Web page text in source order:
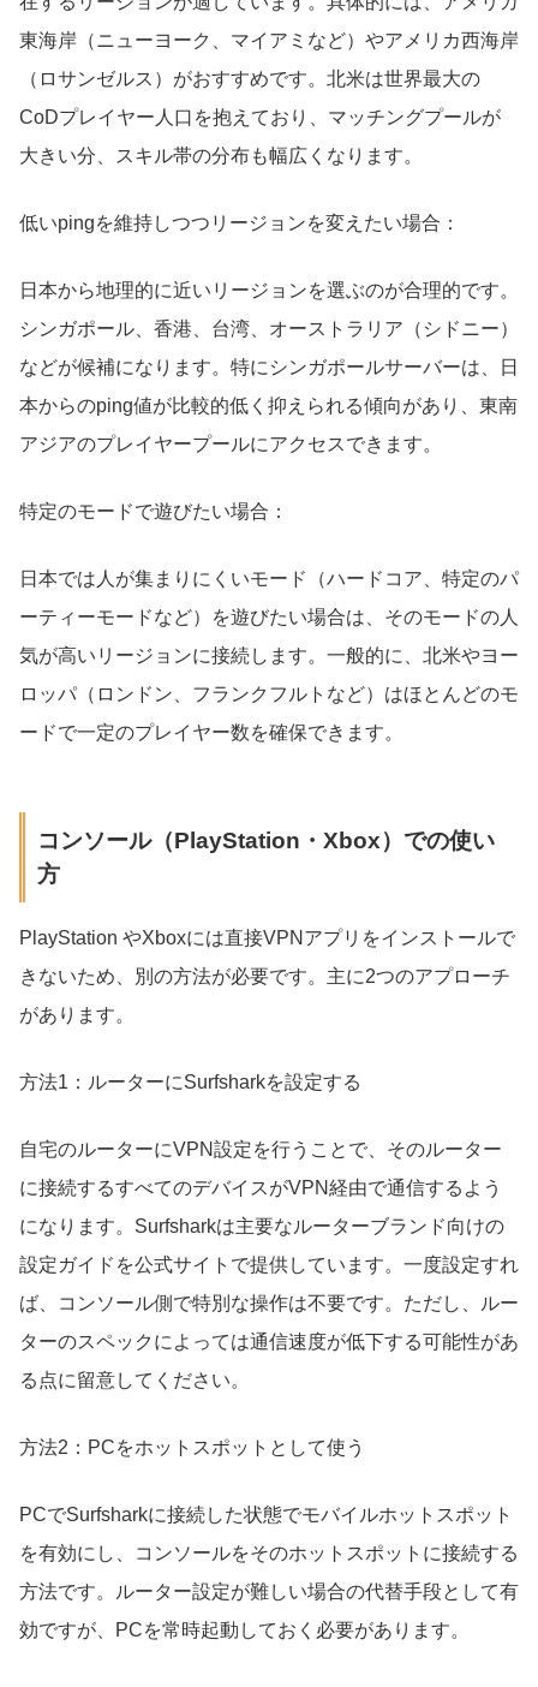
東海岸（ニューヨーク、マイアミなど）やアメリカ西海岸
（ロサンゼルス）がおすすめです。北米は世界最大の
CoDプレイヤー人口を抱えており、マッチングプールが
大きい分、スキル帯の分布も幅広くなります。
低いpingを維持しつつリージョンを変えたい場合：
日本から地理的に近いリージョンを選ぶのが合理的です。
シンガポール、香港、台湾、オーストラリア（シドニー）
などが候補になります。特にシンガポールサーバーは、日
本からのping値が比較的低く抑えられる傾向があり、東南
アジアのプレイヤープールにアクセスできます。
特定のモードで遊びたい場合：
日本では人が集まりにくいモード（ハードコア、特定のパ
ーティーモードなど）を遊びたい場合は、そのモードの人
気が高いリージョンに接続します。一般的に、北米やヨー
ロッパ（ロンドン、フランクフルトなど）はほとんどのモ
ードで一定のプレイヤー数を確保できます。
コンソール（PlayStation・Xbox）での使い
方
PlayStation やXboxには直接VPNアプリをインストールで
きないため、別の方法が必要です。主に2つのアプローチ
があります。
方法1：ルーターにSurfsharkを設定する
自宅のルーターにVPN設定を行うことで、そのルーター
に接続するすべてのデバイスがVPN経由で通信するよう
になります。Surfsharkは主要なルーターブランド向けの
設定ガイドを公式サイトで提供しています。一度設定すれ
ば、コンソール側で特別な操作は不要です。ただし、ルー
ターのスペックによっては通信速度が低下する可能性があ
る点に留意してください。
方法2：PCをホットスポットとして使う
PCでSurfsharkに接続した状態でモバイルホットスポット
を有効にし、コンソールをそのホットスポットに接続する
方法です。ルーター設定が難しい場合の代替手段として有
効ですが、PCを常時起動しておく必要があります。